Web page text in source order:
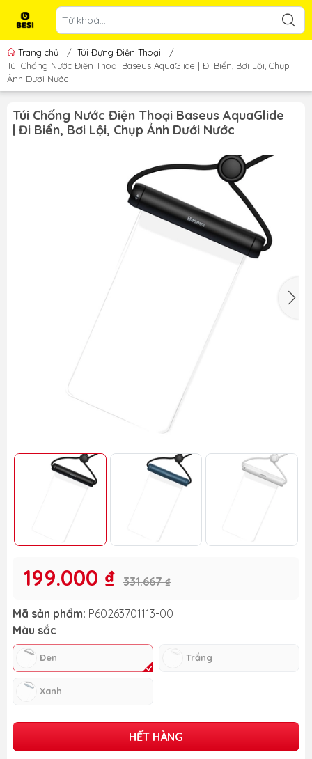
Trang chủ / Túi Đựng Điện Thoại
/
Túi Chống Nước Điện Thoại Baseus AquaGlide | Đi Biển, Bơi Lội, Chụp
Ảnh Dưới Nước
Túi Chống Nước Điện Thoại Baseus AquaGlide
| Đi Biển, Bơi Lội, Chụp Ảnh Dưới Nước
199.000 ₫ 331.667 ₫
Mã sản phẩm: P60263701113-00
Màu sắc
Đen Trắng
Xanh
HẾT HÀNG